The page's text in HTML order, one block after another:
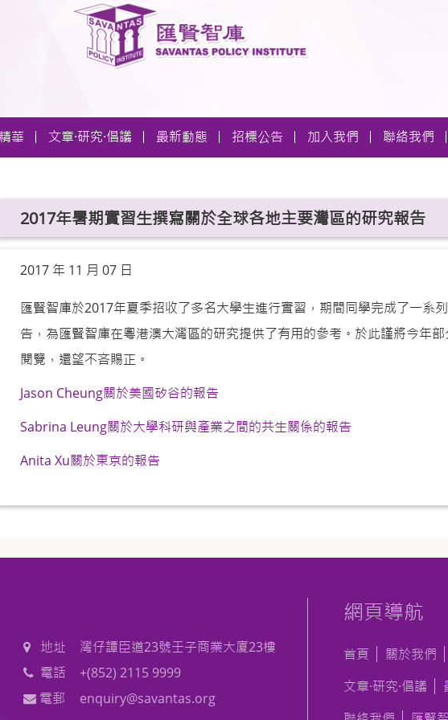
華 文章·研究·倡議 最新動態 招標公告 加入我們 聯絡我們
2017年暑期實習生撰寫關於全球各地主要灣區的研究報告
2017 年 11 月 07 日
匯賢智庫於2017年夏季招收了多名大學生進行實習，期間同學完成了一系
告，為匯賢智庫在粵港澳大灣區的研究提供了有用的參考。於此謹將今年
閱覽，還望不吝賜正。
Jason Cheung關於美國矽谷的報告
Sabrina Leung關於大學科研與產業之間的共生關係的報告
Anita Xu關於東京的報告
地址
灣仔譚臣道23號壬子商業大廈23樓
電話
+(852) 2115 9999
電郵
enquiry@savantas.org
網頁導航
首頁 關於我們
文章·研究·倡議